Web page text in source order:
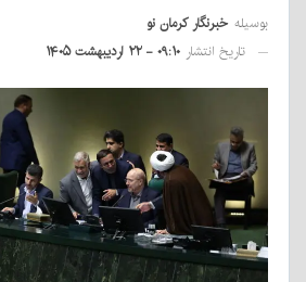
بوسیله خبرنگار کرمان نو
تاریخ انتشار ۰۹:۱۰ - ۲۲ اردیبهشت ۱۴۰۵